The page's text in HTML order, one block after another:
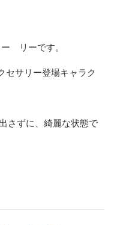
　リーです。
セサリー登場キャラク
さずに、綺麗な状態で